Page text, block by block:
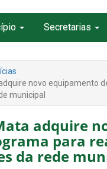
Secretarias
novo equipamento
municipal
adquire
para
da rede